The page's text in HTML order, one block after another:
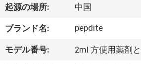
ダ
ク
ト
起源の場所: 中国
ブランド名: pepdite
モデル番号: 2ml 方便用薬剤